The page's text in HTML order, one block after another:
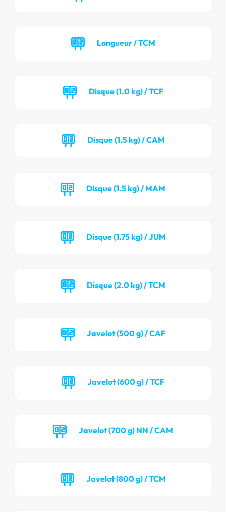
Longueur / TCM
Disque (1.0 kg) / TCF
Disque (1.5 kg) / CAM
Disque (1.5 kg) / MAM
Disque (1.75 kg) / JUM
Disque (2.0 kg) / TCM
Javelot (500 g) / CAF
Javelot (600 g) / TCF
Javelot (700 g) NN / CAM
Javelot (800 g) / TCM